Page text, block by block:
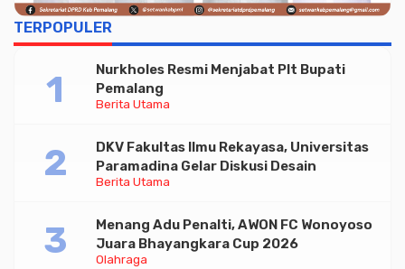
TERPOPULER
Berita Utama
Nurkholes Resmi Menjabat Plt Bupati
Pemalang
Berita Utama
DKV Fakultas Ilmu Rekayasa, Universitas
Paramadina Gelar Diskusi Desain
Olahraga
Menang Adu Penalti, AWON FC Wonoyoso
Juara Bhayangkara Cup 2026